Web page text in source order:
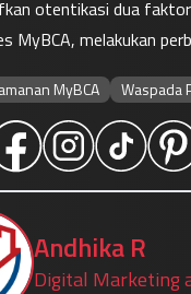
otentikasi dua faktor
MyBCA, melakukan
MyBCA Waspada
Andhika R
Digital Marketing